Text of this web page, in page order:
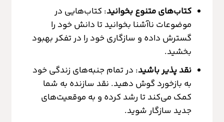
کتاب‌های متنوع بخوانید: کتاب‌هایی در
موضوعات ناآشنا بخوانید تا دانش خود را
گسترش داده و سازگاری خود را در تفکر بهبود
بخشید.
نقد پذیر باشید: در تمام جنبه‌های زندگی خود
به بازخورد گوش دهید. نقد سازنده به شما
کمک می‌کند تا رشد کرده و به موقعیت‌های
جدید سازگار شوید.